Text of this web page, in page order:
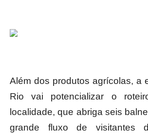
Além dos produtos agrícolas, a
Rio vai potencializar o
localidade, que abriga seis
grande fluxo de visitantes